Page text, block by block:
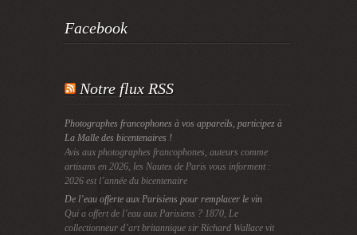
Facebook
Notre flux RSS
Photographes francophones à vos appareils, participez à
La Malle des bicentenaires !
Avis aux photographes francophones, auteurs comme
artisans en 2026, les Nautes de Paris vous informent :
2026 est l’année du bicentenaire
De l’eau offerte aux Parisiens pour remplacer le vin
Qui a offert de l’eau aux Parisiens ? 1870, Le
collectionneur d’art britannique sir Richard Wallace vit